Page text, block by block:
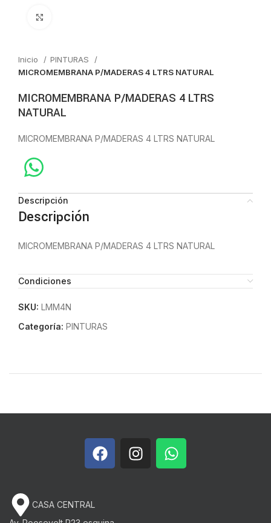
Inicio
PINTURAS
MICROMEMBRANA P/MADERAS 4 LTRS NATURAL
MICROMEMBRANA P/MADERAS 4 LTRS
NATURAL
MICROMEMBRANA P/MADERAS 4 LTRS NATURAL
Descripción
Descripción
MICROMEMBRANA P/MADERAS 4 LTRS NATURAL
Condiciones
SKU: LMM4N
Categoría: PINTURAS
CASA CENTRAL